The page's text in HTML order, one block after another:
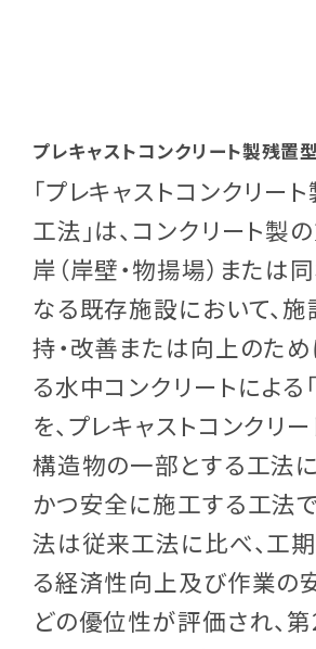
プレキャストコンクリート製残置
「プレキャストコンクリー
工法」は、コンクリート製
岸（岸壁・物揚場）または
なる既存施設において、
持・改善または向上のた
る水中コンクリートによる
を、プレキャストコンクリ
構造物の一部とする工法
かつ安全に施工する工法
法は従来工法に比べ、工
る経済性向上及び作業の
どの優位性が評価され、第